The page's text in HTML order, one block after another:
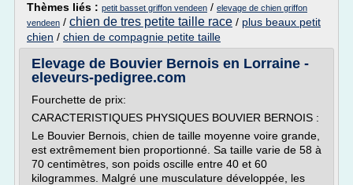
Thèmes liés : petit basset griffon vendeen / elevage de chien griffon
vendeen / chien de tres petite taille race / plus beaux petit
chien / chien de compagnie petite taille
Elevage de Bouvier Bernois en Lorraine -
eleveurs-pedigree.com
Fourchette de prix:
CARACTERISTIQUES PHYSIQUES BOUVIER BERNOIS :
Le Bouvier Bernois, chien de taille moyenne voire grande,
est extrêmement bien proportionné. Sa taille varie de 58 à
70 centimètres, son poids oscille entre 40 et 60
kilogrammes. Malgré une musculature développée, les